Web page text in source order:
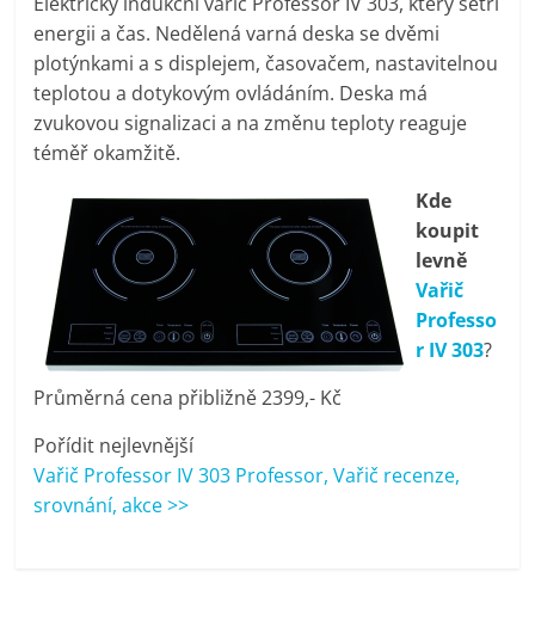
pračky,
televize,
notebooky,
mobilní
telefony,
kávovary,
bazény
elektronika
energii a čas. Nedělená varná deska se dvěmi
plotýnkami a s displejem, časovačem, nastavitelnou
teplotou a dotykovým ovládáním. Deska má
zvukovou signalizaci a na změnu teploty reaguje
téměř okamžitě.
Kde
koupit
levně
Vařič
Professo
r IV 303?
Průměrná cena přibližně 2399,- Kč
Pořídit nejlevnější
Vařič Professor IV 303 Professor, Vařič recenze,
srovnání, akce >>